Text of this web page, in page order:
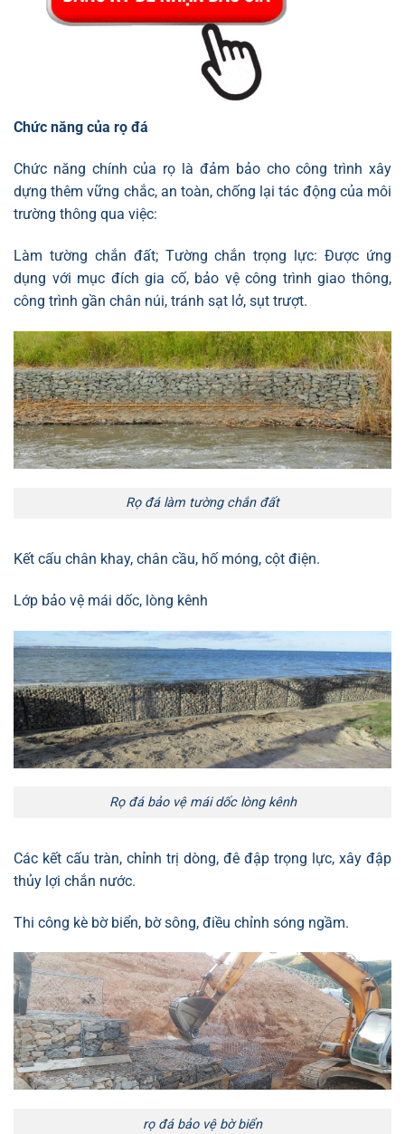
Chức năng của rọ đá
Chức năng chính của rọ là đảm bảo cho công trình xây
dựng thêm vững chắc, an toàn, chống lại tác động của môi
trường thông qua việc:
Làm tường chắn đất; Tường chắn trọng lực: Được ứng
dụng với mục đích gia cố, bảo vệ công trình giao thông,
công trình gần chân núi, tránh sạt lở, sụt trượt.
Rọ đá làm tường chắn đất
Kết cấu chân khay, chân cầu, hố móng, cột điện.
Lớp bảo vệ mái dốc, lòng kênh
Rọ đá bảo vệ mái dốc lòng kênh
Các kết cấu tràn, chỉnh trị dòng, đê đập trọng lực, xây đập
thủy lợi chắn nước.
Thi công kè bờ biển, bờ sông, điều chỉnh sóng ngầm.
rọ đá bảo vệ bờ biển